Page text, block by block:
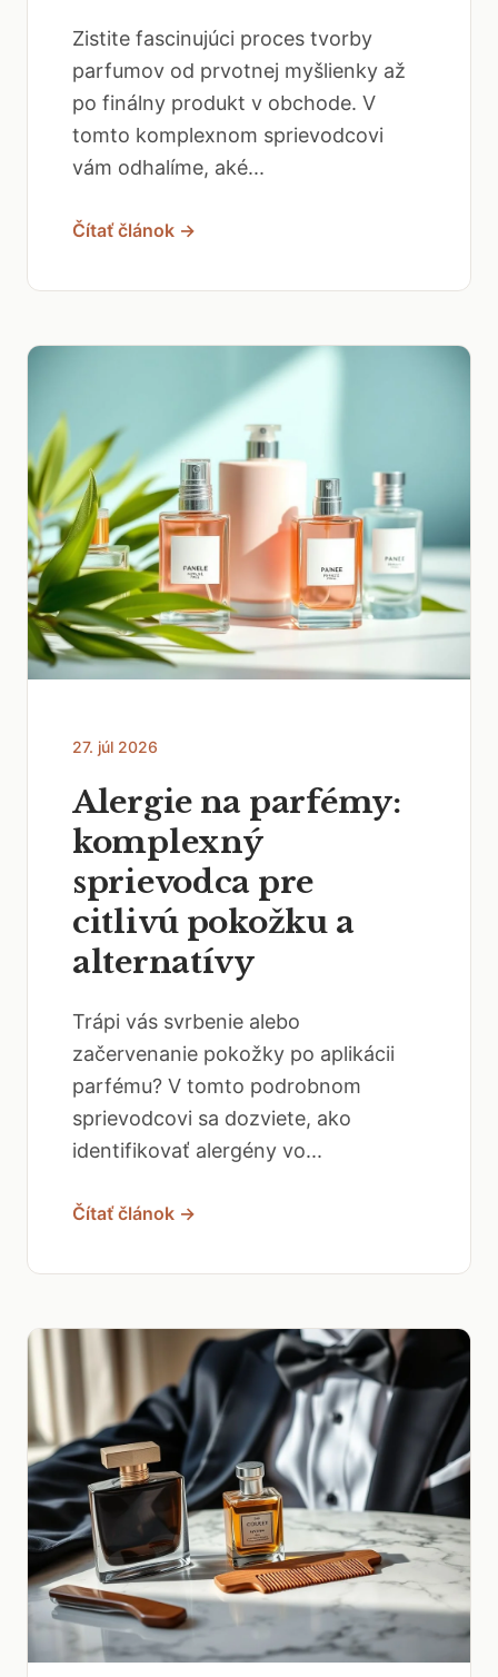
Zistite fascinujúci proces tvorby
parfumov od prvotnej myšlienky až
po finálny produkt v obchode. V
tomto komplexnom sprievodcovi
vám odhalíme, aké...
Čítať článok →
27. júl 2026
Alergie na parfémy:
komplexný
sprievodca pre
citlivú pokožku a
alternatívy
Trápi vás svrbenie alebo
začervenanie pokožky po aplikácii
parfému? V tomto podrobnom
sprievodcovi sa dozviete, ako
identifikovať alergény vo...
Čítať článok →